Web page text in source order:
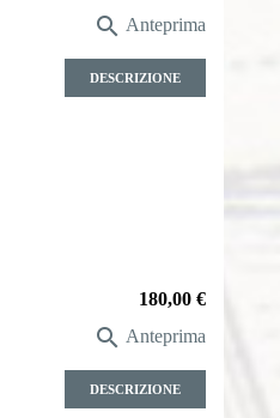
 Anteprima
DESCRIZIONE
Prezzo
180,00 €
 Anteprima
DESCRIZIONE